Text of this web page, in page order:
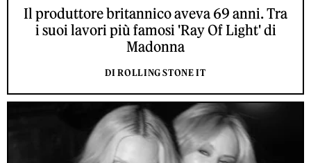
Il produttore britannico aveva 69 anni. Tra
i suoi lavori più famosi 'Ray Of Light' di
Madonna
DI ROLLING STONE IT